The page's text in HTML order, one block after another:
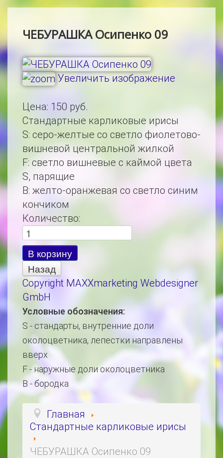
ЧЕБУРАШКА Осипенко 09
Увеличить изображение
Цена: 150 руб.
Стандартные карликовые ирисы
S: серо-желтые со светло фиолетово-
вишневой центральной жилкой
F: светло вишневые с каймой цвета
S, парящие
B: желто-оранжевая со светло синим
кончиком
Количество:
Copyright MAXXmarketing Webdesigner
GmbH
Условные обозначения:
S - стандарты, внутренние доли
околоцветника, лепестки направлены
вверх
F - наружные доли околоцветника
B - бородка
Главная
Стандартные карликовые ирисы
ЧЕБУРАШКА Осипенко 09